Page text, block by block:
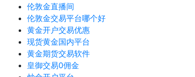
伦敦金直播间
伦敦金交易平台哪个好
黄金开户交易优惠
现货黄金国内平台
黄金期货交易软件
皇御交易0佣金